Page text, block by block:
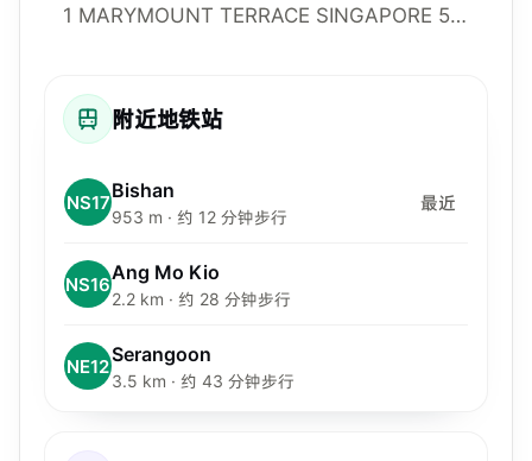
1 MARYMOUNT TERRACE SINGAPORE 574036, 574036
附近地铁站
NS17Bishan
953 m · 约 12 分钟步行
最近
NS16Ang Mo Kio
2.2 km · 约 28 分钟步行
NE12Serangoon
3.5 km · 约 43 分钟步行